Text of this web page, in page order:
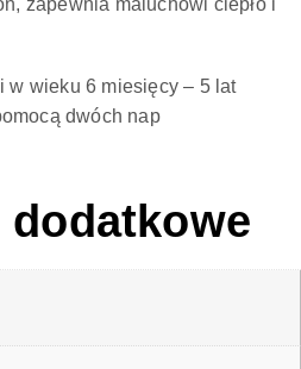
w wieku 6 miesięcy – 5 lat
dwóch nap